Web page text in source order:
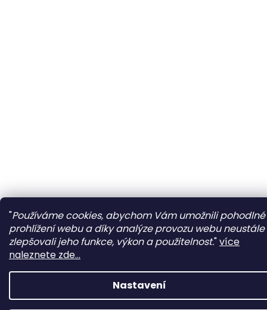
"Používáme cookies, abychom Vám umožnili pohodlné
prohlížení webu a díky analýze provozu webu neustále
zlepšovali jeho funkce, výkon a použitelnost."více
naleznete zde...
Nastavení